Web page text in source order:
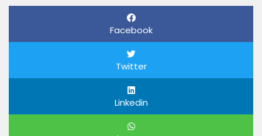
Facebook
Twitter
Linkedin